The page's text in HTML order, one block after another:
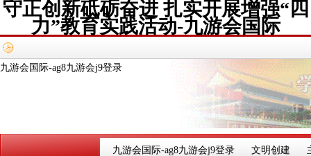
守正创新砥砺奋进 扎实开展增强“四
力”教育实践活动-九游会国际
九游会国际-ag8九游会j9登录
九游会国际-ag8九游会j9登录 文明创建